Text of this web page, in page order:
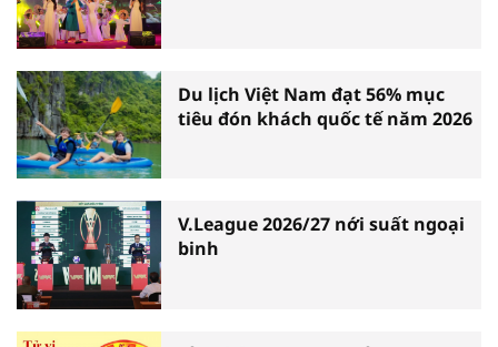
Du lịch Việt Nam đạt 56% mục
tiêu đón khách quốc tế năm 2026
V.League 2026/27 nới suất ngoại
binh